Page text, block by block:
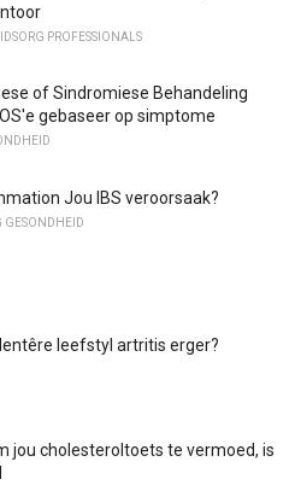
PROFESSIONALS
of Sindromiese Behandeling
gebaseer op simptome
Jou IBS veroorsaak?
GESONDHEID
leefstyl artritis erger?
jou cholesteroltoets te vermoed, is